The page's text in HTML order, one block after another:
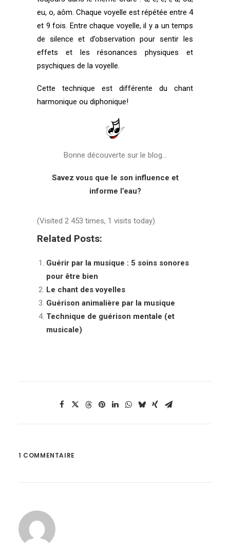
eu, o, aôm. Chaque voyelle est répétée entre 4
et 9 fois. Entre chaque voyelle, il y a un temps
de silence et d’observation pour sentir les
effets et les résonances physiques et
psychiques de la voyelle.
Cette technique est différente du chant
harmonique ou diphonique!
Bonne découverte sur le blog…
Savez vous que le son influence et
informe l’eau?
(Visited 2 453 times, 1 visits today)
Related Posts:
Guérir par la musique : 5 soins sonores
pour être bien
Le chant des voyelles
Guérison animalière par la musique
Technique de guérison mentale (et
musicale)
1 COMMENTAIRE